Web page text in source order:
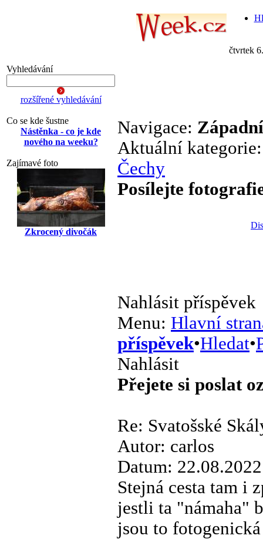
čtvrtek
Vyhledávání
rozšířené vyhledávání
Co se kde šustne
Nástěnka - co je kde
nového na weeku?
Zajímavé foto
Zkrocený divočák
Navigace:
Aktuální
Čechy
Posílejte
Nahlásit příspěvek
Menu: Hlavní
příspěvek•Hledat•
Nahlásit
Přejete si poslat
Re: Svatošské
Autor: carlos
Datum:
Stejná cesta tam i
jestli ta "námaha"
jsou to